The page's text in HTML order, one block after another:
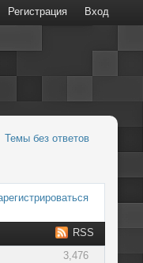
Регистрация Вход
Темы без ответов
RSS
3,476